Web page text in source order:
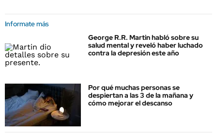
Informate más
George R.R. Martin habló sobre su
salud mental y reveló haber luchado
contra la depresión este año
Por qué muchas personas se
despiertan a las 3 de la mañana y
cómo mejorar el descanso